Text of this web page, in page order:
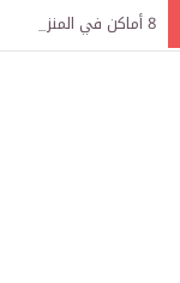
8 أماكن في المنزل ليست آمنة لحفظ النقود